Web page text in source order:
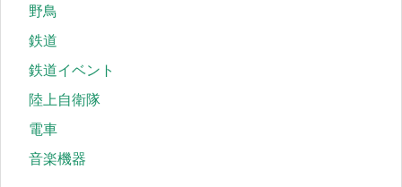
野鳥
鉄道
鉄道イベント
陸上自衛隊
電車
音楽機器